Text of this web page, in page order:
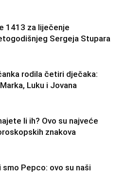
1413 za liječenje
Sergeja Stupara
rodila četiri dječaka:
Luku i Jovana
li ih? Ovo su najveće
znakova
Pepco: ovo su naši